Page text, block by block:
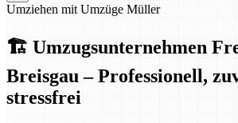
Umziehen mit Umzüge Müller
🏗️ Umzugsunternehmen
Breisgau – Professionell,
stressfrei